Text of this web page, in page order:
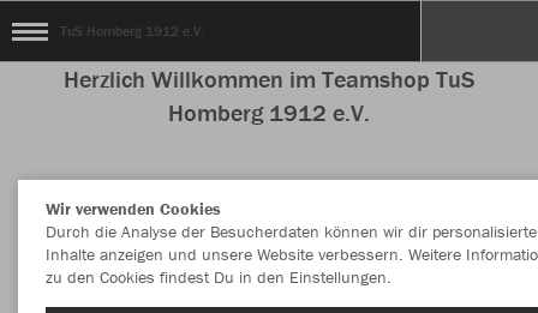
TuS Homberg 1912 e.V.
Herzlich Willkommen im Teamshop TuS
Homberg 1912 e.V.
Nachhaltig Farbe
Wir verwenden Cookies
Durch die Analyse der Besucherdaten können wir dir personalisierte
Inhalte anzeigen und unsere Website verbessern. Weitere
zu den Cookies findest Du in den Einstellungen.